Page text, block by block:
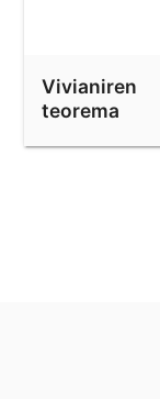
Vivianiren
teorema